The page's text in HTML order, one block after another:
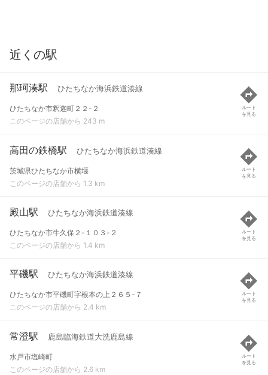
近くの駅
那珂湊駅 ひたちなか海浜鉄道湊線
ひたちなか市釈迦町２２-２
このページの店舗から 243 m
ルート
を見る
高田の鉄橋駅 ひたちなか海浜鉄道湊線
茨城県ひたちなか市横堰
このページの店舗から 1.3 km
ルート
を見る
殿山駅 ひたちなか海浜鉄道湊線
ひたちなか市牛久保２-１０３-２
このページの店舗から 1.4 km
ルート
を見る
平磯駅 ひたちなか海浜鉄道湊線
ひたちなか市平磯町字根本の上２６５-７
このページの店舗から 2.4 km
ルート
を見る
常澄駅 鹿島臨海鉄道大洗鹿島線
水戸市塩崎町
このページの店舗から 2.6 km
ルート
を見る